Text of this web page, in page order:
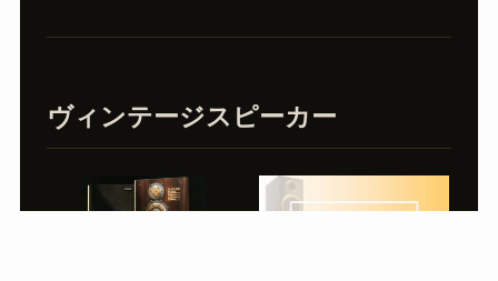
ヴィンテージスピーカー